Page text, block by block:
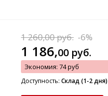
1 260,00 руб. -6%
1 186,00 руб.
Экономия: 74 руб
Доступность:Склад (1-2 дня)